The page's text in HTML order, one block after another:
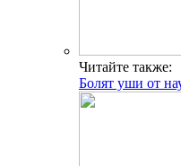
Читайте также:
Болят уши от